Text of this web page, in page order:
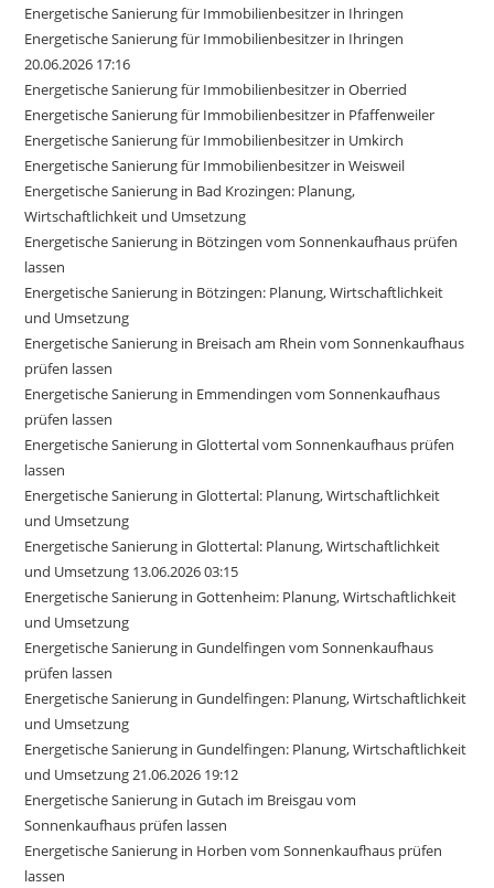
Energetische Sanierung für Immobilienbesitzer in Ihringen
Energetische Sanierung für Immobilienbesitzer in Ihringen
20.06.2026 17:16
Energetische Sanierung für Immobilienbesitzer in Oberried
Energetische Sanierung für Immobilienbesitzer in Pfaffenweiler
Energetische Sanierung für Immobilienbesitzer in Umkirch
Energetische Sanierung für Immobilienbesitzer in Weisweil
Energetische Sanierung in Bad Krozingen: Planung,
Wirtschaftlichkeit und Umsetzung
Energetische Sanierung in Bötzingen vom Sonnenkaufhaus prüfen
lassen
Energetische Sanierung in Bötzingen: Planung, Wirtschaftlichkeit
und Umsetzung
Energetische Sanierung in Breisach am Rhein vom Sonnenkaufhaus
prüfen lassen
Energetische Sanierung in Emmendingen vom Sonnenkaufhaus
prüfen lassen
Energetische Sanierung in Glottertal vom Sonnenkaufhaus prüfen
lassen
Energetische Sanierung in Glottertal: Planung, Wirtschaftlichkeit
und Umsetzung
Energetische Sanierung in Glottertal: Planung, Wirtschaftlichkeit
und Umsetzung 13.06.2026 03:15
Energetische Sanierung in Gottenheim: Planung, Wirtschaftlichkeit
und Umsetzung
Energetische Sanierung in Gundelfingen vom Sonnenkaufhaus
prüfen lassen
Energetische Sanierung in Gundelfingen: Planung, Wirtschaftlichkeit
und Umsetzung
Energetische Sanierung in Gundelfingen: Planung, Wirtschaftlichkeit
und Umsetzung 21.06.2026 19:12
Energetische Sanierung in Gutach im Breisgau vom
Sonnenkaufhaus prüfen lassen
Energetische Sanierung in Horben vom Sonnenkaufhaus prüfen
lassen